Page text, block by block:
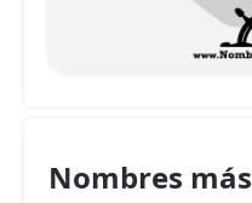
Nombres